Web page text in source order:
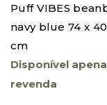
Puff VIBES
navy blue 74 x
cm
Disponível
revenda